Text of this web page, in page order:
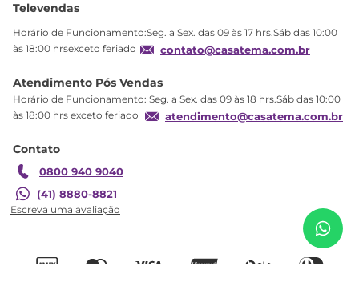
Troca
Formas de Pagamento
Garantia
Televendas
Horário de Funcionamento:Seg. a Sex. das 09 às 17 hrs.Sáb das 10:00
às 18:00 hrsexceto feriado
contato@casatema.com.br
Atendimento Pós Vendas
Horário de Funcionamento: Seg. a Sex. das 09 às 18 hrs.Sáb das 10:00
às 18:00 hrs exceto feriado
atendimento@casatema.com.br
Contato
0800 940 9040
(41) 8880-8821